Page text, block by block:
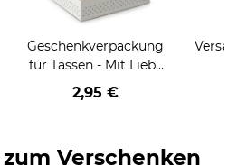
Geschenkverpackung
für Tassen - Mit Liebe
geschenkt
2,95 €
Verschenken